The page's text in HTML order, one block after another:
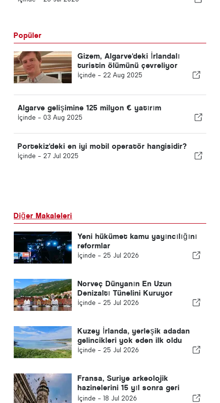
Popüler
Gizem, Algarve'deki İrlandalı
turistin ölümünü çevreliyor
İçinde - 22 Aug 2025
Algarve gelişimine 125 milyon € yatırım
İçinde - 03 Aug 2025
Portekiz'deki en iyi mobil operatör hangisidir?
İçinde - 27 Jul 2025
Diğer Makaleleri
Yeni hükümet kamu yayıncılığını
reformlar
İçinde - 25 Jul 2026
Norveç Dünyanın En Uzun
Denizaltı Tünelini Kuruyor
İçinde - 25 Jul 2026
Kuzey İrlanda, yerleşik adadan
gelincikleri yok eden ilk oldu
İçinde - 25 Jul 2026
Fransa, Suriye arkeolojik
hazinelerini 15 yıl sonra geri
gönderdi
İçinde - 18 Jul 2026